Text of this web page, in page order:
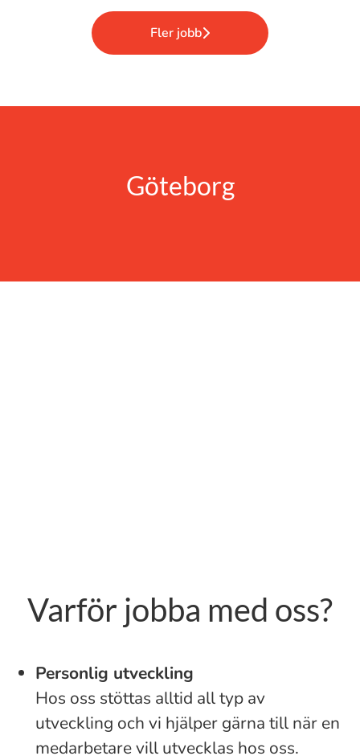
Fler jobb
Göteborg
Varför jobba med oss?
Personlig utveckling
Hos oss stöttas alltid all typ av
utveckling och vi hjälper gärna till när en
medarbetare vill utvecklas hos oss.